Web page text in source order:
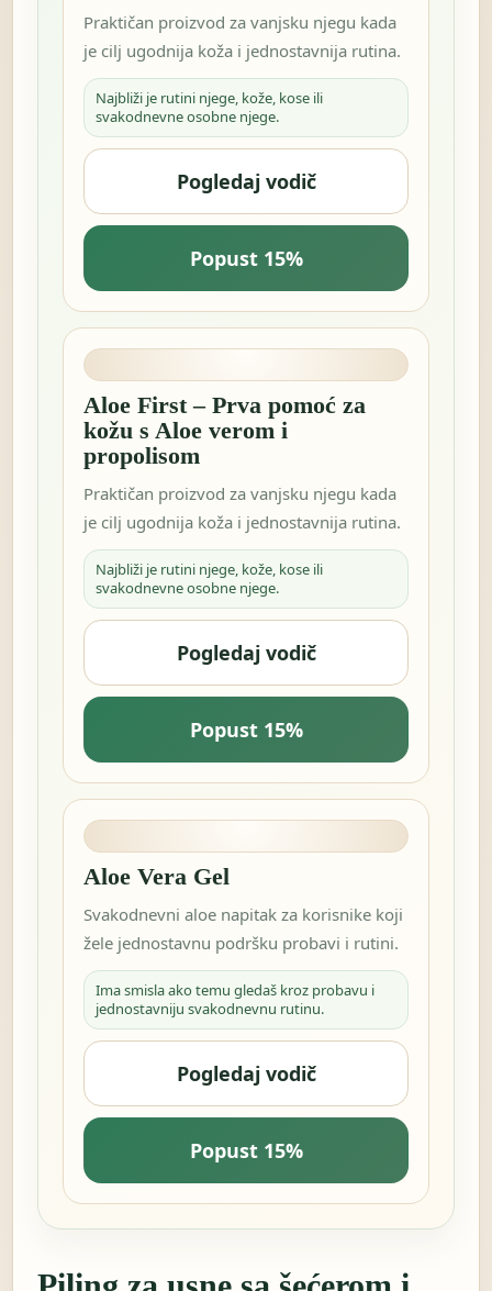
Praktičan proizvod za vanjsku njegu kada
je cilj ugodnija koža i jednostavnija rutina.
Najbliži je rutini njege, kože, kose ili
svakodnevne osobne njege.
Pogledaj vodič
Popust 15%
Aloe First – Prva pomoć za
kožu s Aloe verom i
propolisom
Praktičan proizvod za vanjsku njegu kada
je cilj ugodnija koža i jednostavnija rutina.
Najbliži je rutini njege, kože, kose ili
svakodnevne osobne njege.
Pogledaj vodič
Popust 15%
Aloe Vera Gel
Svakodnevni aloe napitak za korisnike koji
žele jednostavnu podršku probavi i rutini.
Ima smisla ako temu gledaš kroz probavu i
jednostavniju svakodnevnu rutinu.
Pogledaj vodič
Popust 15%